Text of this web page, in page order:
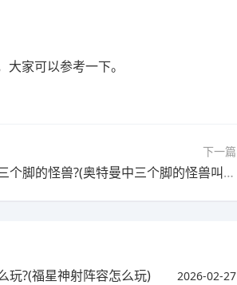
家可以参考一下。
下一篇
下一篇：奥特曼中三个脚的怪兽?(奥特曼中三个脚的怪兽叫什么)
玩?(福星神射阵容怎么玩) 2026-02-27